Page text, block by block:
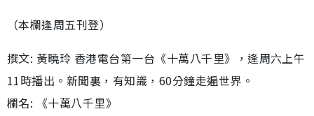
（本欄逢周五刊登）
撰文: 黃曉玲 香港電台第一台《十萬八千里》，逢周六上午
11時播出。新聞裏，有知識，60分鐘走遍世界。
欄名: 《十萬八千里》